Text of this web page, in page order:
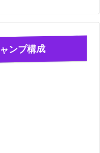
ンプ構成